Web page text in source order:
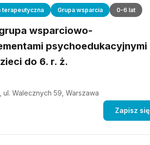
terapeutyczna Grupa wsparcia 0-6 lat
wsparciowo-
psychoedukacyjnymi
do 6. r. ż.
ul. Walecznych 59, Warszawa
Zapisz się